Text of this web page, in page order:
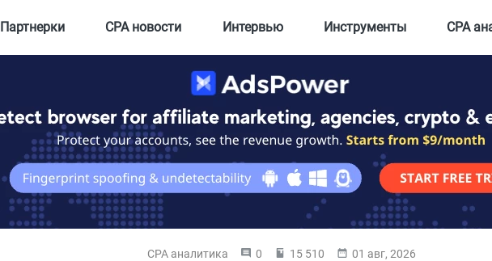
Партнерки CPA новости Интервью Инструменты CPA
CPA аналитика 0 15 510 01 авг, 2026